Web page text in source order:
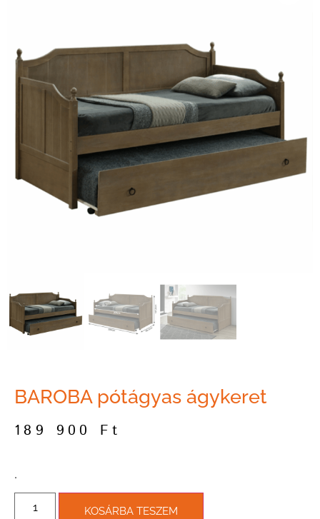
BAROBA pótágyas ágykeret
189 900 Ft
­.
KOSÁRBA TESZEM